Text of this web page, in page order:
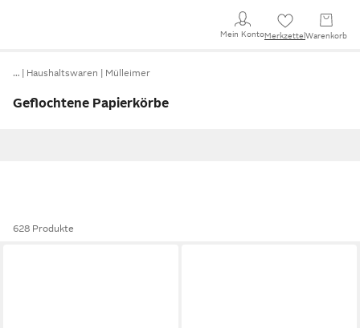
Mein KontoMerkzettel Warenkorb
… Haushaltswaren Mülleimer
Geflochtene Papierkörbe
628 Produkte